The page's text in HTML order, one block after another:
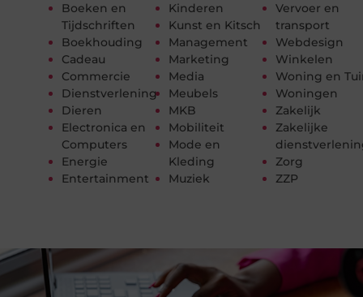
Boeken en
Tijdschriften
Boekhouding
Cadeau
Commercie
Dienstverlening
Dieren
Electronica en
Computers
Energie
Entertainment
Kinderen
Kunst en Kitsch
Management
Marketing
Media
Meubels
MKB
Mobiliteit
Mode en
Kleding
Muziek
Vervoer en
transport
Webdesign
Winkelen
Woning en
Woningen
Zakelijk
Zakelijke
Zorg
ZZP